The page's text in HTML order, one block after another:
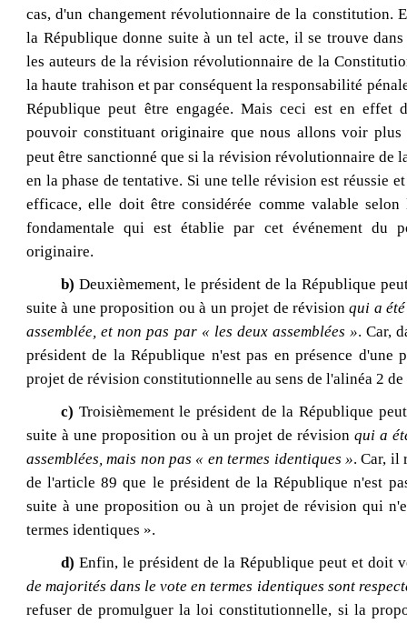
cas, d'un changement révolutionnaire de la constitution.
la République donne suite à un tel acte, il se trouve
les auteurs de la révision révolutionnaire de la
la haute trahison et par conséquent la responsabilité
République peut être engagée. Mais ceci est en effet
pouvoir constituant originaire que nous allons voir
peut être sanctionné que si la révision révolutionnaire de
en la phase de tentative. Si une telle révision est réussie
efficace, elle doit être considérée comme valable
fondamentale qui est établie par cet événement du
originaire.
b) Deuxièmement, le président de la République
suite à une proposition ou à un projet de révisionqui a
assemblée, et non pas par « les deux assemblées ». Car,
président de la République n'est pas en présence d'une
projet de révision constitutionnelle au sens de l'alinéa 2
c) Troisièmement le président de la République
suite à une proposition ou à un projet de révision qui a
assemblées, mais non pas « en termes identiques ». Car, il
de l'article 89 que le président de la République n'est
suite à une proposition ou à un projet de révision qui
termes identiques ».
d) Enfin, le président de la République peut et doit
de majorités dans le vote en termes identiques sont
refuser de promulguer la loi constitutionnelle, si la